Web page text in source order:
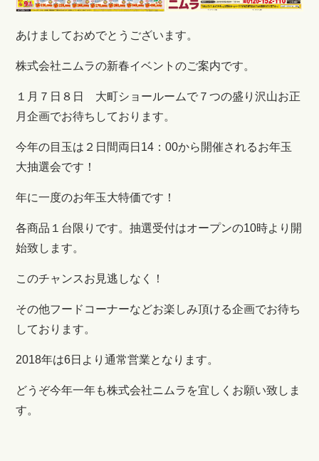
あけましておめでとうございます。
株式会社ニムラの新春イベントのご案内です。
１月７日８日 大町ショールームで７つの盛り沢山お正
月企画でお待ちしております。
今年の目玉は２日間両日14：00から開催されるお年玉
大抽選会です！
年に一度のお年玉大特価です！
各商品１台限りです。抽選受付はオープンの10時より開
始致します。
このチャンスお見逃しなく！
その他フードコーナーなどお楽しみ頂ける企画でお待ち
しております。
2018年は6日より通常営業となります。
どうぞ今年一年も株式会社ニムラを宜しくお願い致しま
す。